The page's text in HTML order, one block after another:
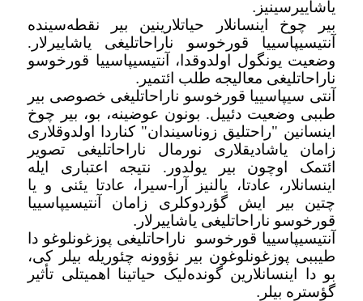
یاشاییرسینیز .
بیر چوخ اینسانلار حیاتلارینین بیر نقطه‌سینده
آنتیسیپاسییا قورخوسو ناراحاتلیغی یاشاییرلار.
وضعیت یونگول اولدوقدا، آنتیسیپاسییا قورخوسو
ناراحاتلیغی معالیجه طلب ائتمیر .
آنتی سیپاسییا قورخوسو ناراحاتلیغی خصوصی بیر
طببی وضعیت دئییل. بونون عوضینه، بو، بیر چوخ
اینسانین "راحتلیق زوناسیندان" کناردا اولدوقلاری
زامان یاشادیقلاری نورمال ناراحاتلیغی تصویر
ائتمک اوچون بیر یولدور. نتیجه اعتباری ایله
اینسانلار، عادتا، یالنیز آرا-سیرا، عادتا یئنی و یا
چتین بیر ایش گؤردوکلری زامان آنتیسیپاسییا
قورخوسو ناراحاتلیغی یاشاییرلار .
آنتیسیپاسییا قورخوسو
ناراحاتلیغی پوزغونلوغو دا
طیببی پوزغونلوغون بیر نؤوونه چئوریله بیلر کی،
بو دا اینسانلارین گونده‌لیک حیاتینا اهمیتلی تأثیر
گؤستره بیلر .